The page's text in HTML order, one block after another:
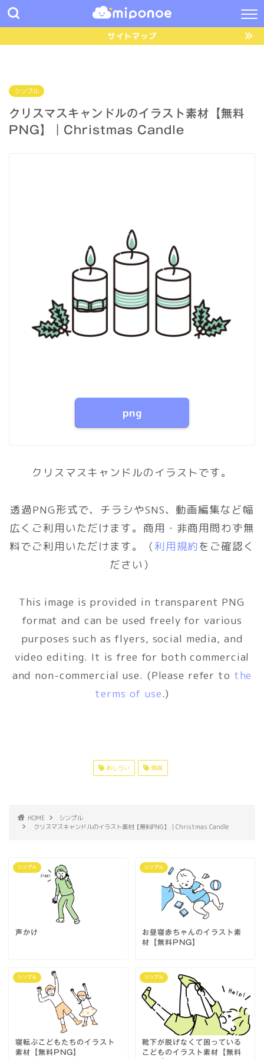
サイトマップ
シンプル
クリスマスキャンドルのイラスト素材【無料
PNG】｜Christmas Candle
png
クリスマスキャンドルのイラストです。
透過PNG形式で、チラシやSNS、動画編集など幅
広くご利用いただけます。商用・非商用問わず無
料でご利用いただけます。（利用規約をご確認く
ださい）
This image is provided in transparent PNG
format and can be used freely for various
purposes such as flyers, social media, and
video editing. It is free for both commercial
and non-commercial use. (Please refer to the
terms of use.)
あしらい 雑貨
HOME
シンプル
クリスマスキャンドルのイラスト素材【無料PNG】｜Christmas Candle
シンプル
声かけ
シンプル
お昼寝赤ちゃんのイラスト素
材【無料PNG】
シンプル
寝転ぶこどもたちのイラスト
素材【無料PNG】
シンプル
靴下が脱げなくて困っている
こどものイラスト素材【無料